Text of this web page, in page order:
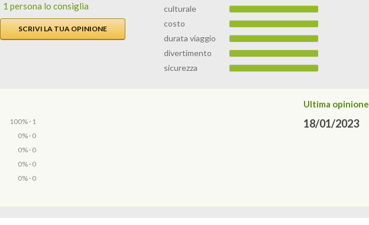
1 persona lo consiglia
SCRIVI LA TUA OPINIONE
culturale
costo
durata viaggio
divertimento
sicurezza
100% · 1
0% · 0
0% · 0
0% · 0
0% · 0
Ultima opinione
18/01/2023